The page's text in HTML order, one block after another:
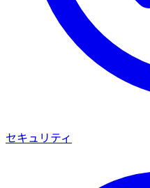
セキュリティ